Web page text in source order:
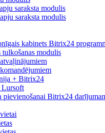
saraksta modulis
saraksta modulis
kabinets Bitrix24
modulis
+ Bitrix24
Lursoft
pievienošanai Bitrix24